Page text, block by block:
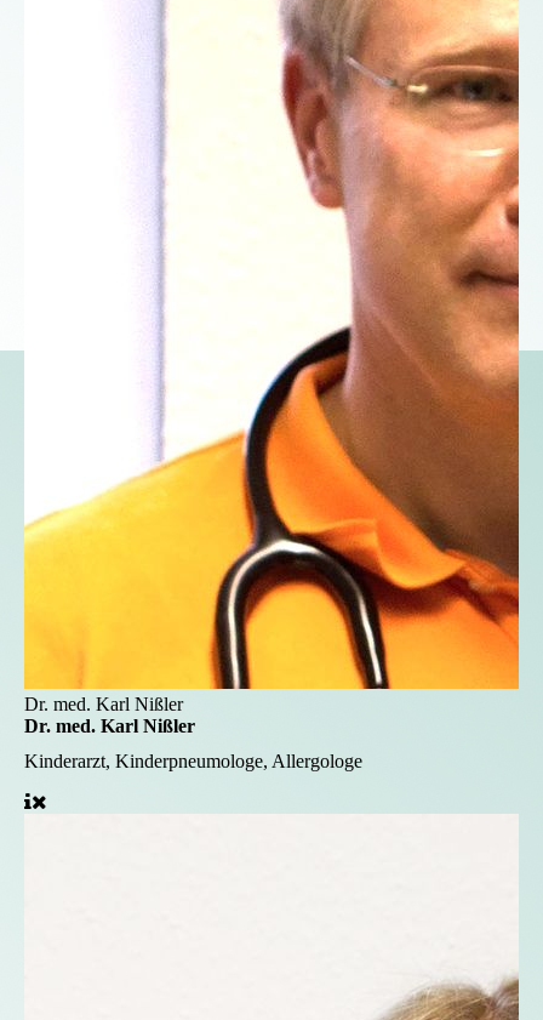
Dr. med. Karl Nißler
Dr. med. Karl Nißler
Kinderarzt, Kinderpneumologe, Allergologe